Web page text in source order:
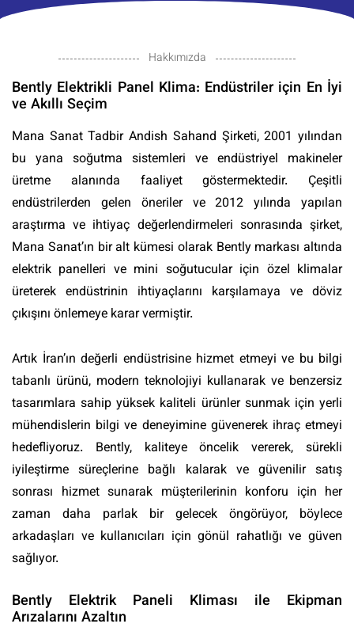
Hakkımızda
Bently Elektrikli Panel Klima: Endüstriler için En İyi
ve Akıllı Seçim
Mana Sanat Tadbir Andish Sahand Şirketi, 2001 yılından
bu yana soğutma sistemleri ve endüstriyel makineler
üretme alanında faaliyet göstermektedir. Çeşitli
endüstrilerden gelen öneriler ve 2012 yılında yapılan
araştırma ve ihtiyaç değerlendirmeleri sonrasında şirket,
Mana Sanat’ın bir alt kümesi olarak Bently markası altında
elektrik panelleri ve mini soğutucular için özel klimalar
üreterek endüstrinin ihtiyaçlarını karşılamaya ve döviz
çıkışını önlemeye karar vermiştir.
Artık İran’ın değerli endüstrisine hizmet etmeyi ve bu bilgi
tabanlı ürünü, modern teknolojiyi kullanarak ve benzersiz
tasarımlara sahip yüksek kaliteli ürünler sunmak için yerli
mühendislerin bilgi ve deneyimine güvenerek ihraç etmeyi
hedefliyoruz. Bently, kaliteye öncelik vererek, sürekli
iyileştirme süreçlerine bağlı kalarak ve güvenilir satış
sonrası hizmet sunarak müşterilerinin konforu için her
zaman daha parlak bir gelecek öngörüyor, böylece
arkadaşları ve kullanıcıları için gönül rahatlığı ve güven
sağlıyor.
Bently Elektrik Paneli Kliması ile Ekipman
Arızalarını Azaltın